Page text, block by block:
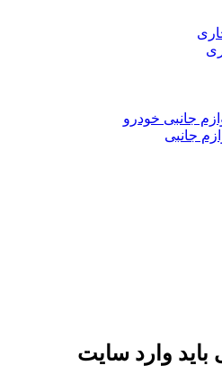
جانبی خودرو
جانبی
باید وارد سایت